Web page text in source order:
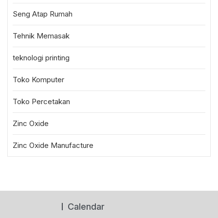
Seng Atap Rumah
Tehnik Memasak
teknologi printing
Toko Komputer
Toko Percetakan
Zinc Oxide
Zinc Oxide Manufacture
Calendar